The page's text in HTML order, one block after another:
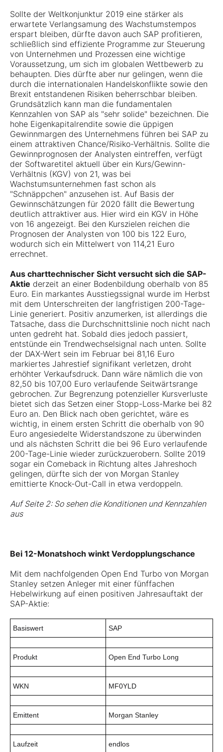
Sollte der Weltkonjunktur 2019 eine stärker als
erwartete Verlangsamung des Wachstumstempos
erspart bleiben, dürfte davon auch SAP profitieren,
schließlich sind effiziente Programme zur Steuerung
von Unternehmen und Prozessen eine wichtige
Voraussetzung, um sich im globalen Wettbewerb zu
behaupten. Dies dürfte aber nur gelingen, wenn die
durch die internationalen Handelskonflikte sowie den
Brexit entstandenen Risiken beherrschbar bleiben.
Grundsätzlich kann man die fundamentalen
Kennzahlen von SAP als "sehr solide" bezeichnen. Die
hohe Eigenkapitalrendite sowie die üppigen
Gewinnmargen des Unternehmens führen bei SAP zu
einem attraktiven Chance/Risiko-Verhältnis. Sollte die
Gewinnprognosen der Analysten eintreffen, verfügt
der Softwaretitel aktuell über ein Kurs/Gewinn-
Verhältnis (KGV) von 21, was bei
Wachstumsunternehmen fast schon als
"Schnäppchen" anzusehen ist. Auf Basis der
Gewinnschätzungen für 2020 fällt die Bewertung
deutlich attraktiver aus. Hier wird ein KGV in Höhe
von 16 angezeigt. Bei den Kurszielen reichen die
Prognosen der Analysten von 100 bis 122 Euro,
wodurch sich ein Mittelwert von 114,21 Euro
errechnet.
Aus charttechnischer Sicht versucht sich die SAP-
Aktie derzeit an einer Bodenbildung oberhalb von 85
Euro. Ein markantes Ausstiegssignal wurde im Herbst
mit dem Unterschreiten der langfristigen 200-Tage-
Linie generiert. Positiv anzumerken, ist allerdings die
Tatsache, dass die Durchschnittslinie noch nicht nach
unten gedreht hat. Sobald dies jedoch passiert,
entstünde ein Trendwechselsignal nach unten. Sollte
der DAX-Wert sein im Februar bei 81,16 Euro
markiertes Jahrestief signifikant verletzen, droht
erhöhter Verkaufsdruck. Dann wäre nämlich die von
82,50 bis 107,00 Euro verlaufende Seitwärtsrange
gebrochen. Zur Begrenzung potenzieller Kursverluste
bietet sich das Setzen einer Stopp-Loss-Marke bei 82
Euro an. Den Blick nach oben gerichtet, wäre es
wichtig, in einem ersten Schritt die oberhalb von 90
Euro angesiedelte Widerstandszone zu überwinden
und als nächsten Schritt die bei 96 Euro verlaufende
200-Tage-Linie wieder zurückzuerobern. Sollte 2019
sogar ein Comeback in Richtung altes Jahreshoch
gelingen, dürfte sich der von Morgan Stanley
emittierte Knock-Out-Call in etwa verdoppeln.
Auf Seite 2: So sehen die Konditionen und Kennzahlen
aus
Bei 12-Monatshoch winkt Verdopplungschance
Mit dem nachfolgenden Open End Turbo von Morgan
Stanley setzen Anleger mit einer fünffachen
Hebelwirkung auf einen positiven Jahresauftakt der
SAP-Aktie:
Basiswert SAP
Produkt Open End Turbo Long
WKN MF0YLD
Emittent Morgan Stanley
Laufzeit endlos